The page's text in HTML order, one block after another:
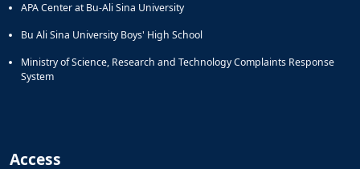
APA Center at Bu-Ali Sina University
Bu Ali Sina University Boys' High School
Ministry of Science, Research and Technology Complaints Response
System
Access